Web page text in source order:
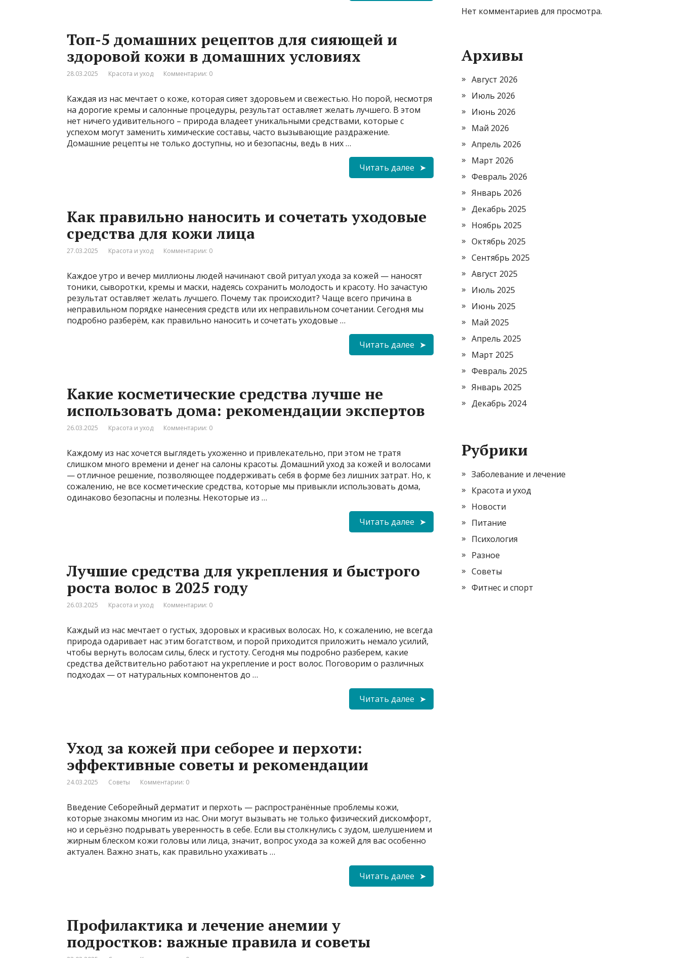
Топ-5 домашних рецептов для сияющей и
здоровой кожи в домашних условиях
28.03.2025 Красота и уход Комментарии: 0
Каждая из нас мечтает о коже, которая сияет здоровьем и свежестью. Но порой, несмотря
на дорогие кремы и салонные процедуры, результат оставляет желать лучшего. В этом
нет ничего удивительного – природа владеет уникальными средствами, которые с
успехом могут заменить химические составы, часто вызывающие раздражение.
Домашние рецепты не только доступны, но и безопасны, ведь в них …
Читать далее
Как правильно наносить и сочетать уходовые
средства для кожи лица
27.03.2025 Красота и уход Комментарии: 0
Каждое утро и вечер миллионы людей начинают свой ритуал ухода за кожей — наносят
тоники, сыворотки, кремы и маски, надеясь сохранить молодость и красоту. Но зачастую
результат оставляет желать лучшего. Почему так происходит? Чаще всего причина в
неправильном порядке нанесения средств или их неправильном сочетании. Сегодня мы
подробно разберём, как правильно наносить и сочетать уходовые …
Читать далее
Какие косметические средства лучше не
использовать дома: рекомендации экспертов
26.03.2025 Красота и уход Комментарии: 0
Каждому из нас хочется выглядеть ухоженно и привлекательно, при этом не тратя
слишком много времени и денег на салоны красоты. Домашний уход за кожей и волосами
— отличное решение, позволяющее поддерживать себя в форме без лишних затрат. Но, к
сожалению, не все косметические средства, которые мы привыкли использовать дома,
одинаково безопасны и полезны. Некоторые из …
Читать далее
Лучшие средства для укрепления и быстрого
роста волос в 2025 году
26.03.2025 Красота и уход Комментарии: 0
Каждый из нас мечтает о густых, здоровых и красивых волосах. Но, к сожалению, не всегда
природа одаривает нас этим богатством, и порой приходится приложить немало усилий,
чтобы вернуть волосам силы, блеск и густоту. Сегодня мы подробно разберем, какие
средства действительно работают на укрепление и рост волос. Поговорим о различных
подходах — от натуральных компонентов до …
Читать далее
Уход за кожей при себорее и перхоти:
эффективные советы и рекомендации
24.03.2025 Советы Комментарии: 0
Введение Себорейный дерматит и перхоть — распространённые проблемы кожи,
которые знакомы многим из нас. Они могут вызывать не только физический дискомфорт,
но и серьёзно подрывать уверенность в себе. Если вы столкнулись с зудом, шелушением и
жирным блеском кожи головы или лица, значит, вопрос ухода за кожей для вас особенно
актуален. Важно знать, как правильно ухаживать …
Читать далее
Профилактика и лечение анемии у
подростков: важные правила и советы
Нет комментариев для просмотра.
Архивы
Август 2026
Июль 2026
Июнь 2026
Май 2026
Апрель 2026
Март 2026
Февраль 2026
Январь 2026
Декабрь 2025
Ноябрь 2025
Октябрь 2025
Сентябрь 2025
Август 2025
Июль 2025
Июнь 2025
Май 2025
Апрель 2025
Март 2025
Февраль 2025
Январь 2025
Декабрь 2024
Рубрики
Заболевание и лечение
Красота и уход
Новости
Питание
Психология
Разное
Советы
Фитнес и спорт